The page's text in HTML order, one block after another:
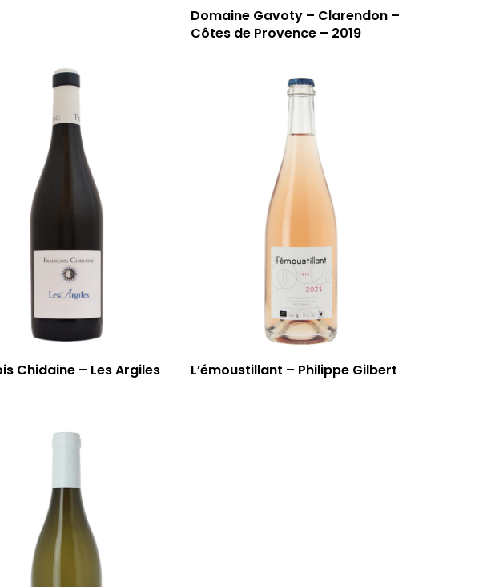
Domaine Gavoty – Clarendon –
Côtes de Provence – 2019
Chidaine – Les Argiles L’émoustillant – Philippe Gilbert